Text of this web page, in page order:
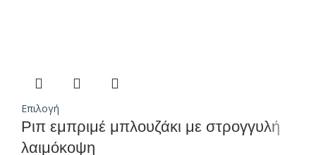
Επιλογή
Ριπ εμπριμέ μπλουζάκι με στρογγυλή
λαιμόκοψη